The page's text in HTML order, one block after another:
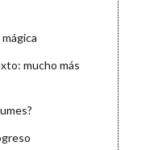
mucho más